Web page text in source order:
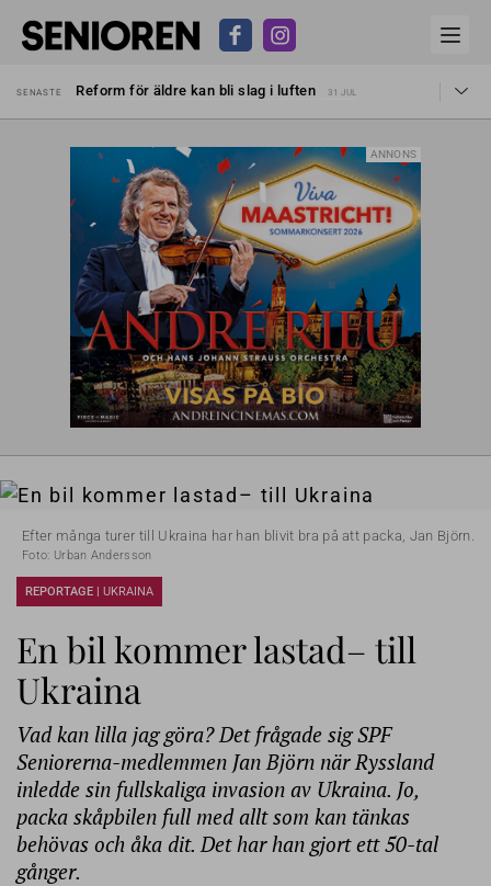
SENASTE
Kravet: Nu måste 65-årsgränsen bort
30 JUL
SENASTE
Dom öppnar för rätt till garantipension
30 JUL
Hyror rusar ifrån äldres bostadstillägg
28 JUL
Liten höjning av garantipensionen
27 JUL
Sven Hagströmer sommarpratar
26 JUL
Reform för äldre kan bli slag i luften 31 JUL
ANNONS
Efter många turer till Ukraina har han blivit bra på att packa, Jan Björn.
Foto: Urban Andersson
REPORTAGE | UKRAINA
En bil kommer lastad– till
Ukraina
Vad kan lilla jag göra? Det frågade sig SPF
Seniorerna-medlemmen Jan Björn när Ryssland
inledde sin fullskaliga invasion av Ukraina. Jo,
packa skåpbilen full med allt som kan tänkas
behövas och åka dit. Det har han gjort ett 50-tal
gånger.